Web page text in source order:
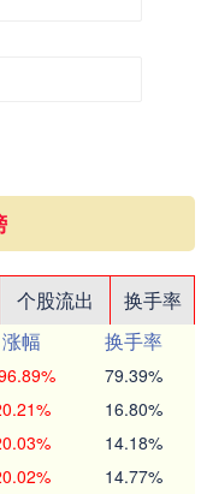
个股流出
换手率
涨幅
换手率
79.39%
16.80%
14.18%
14.77%